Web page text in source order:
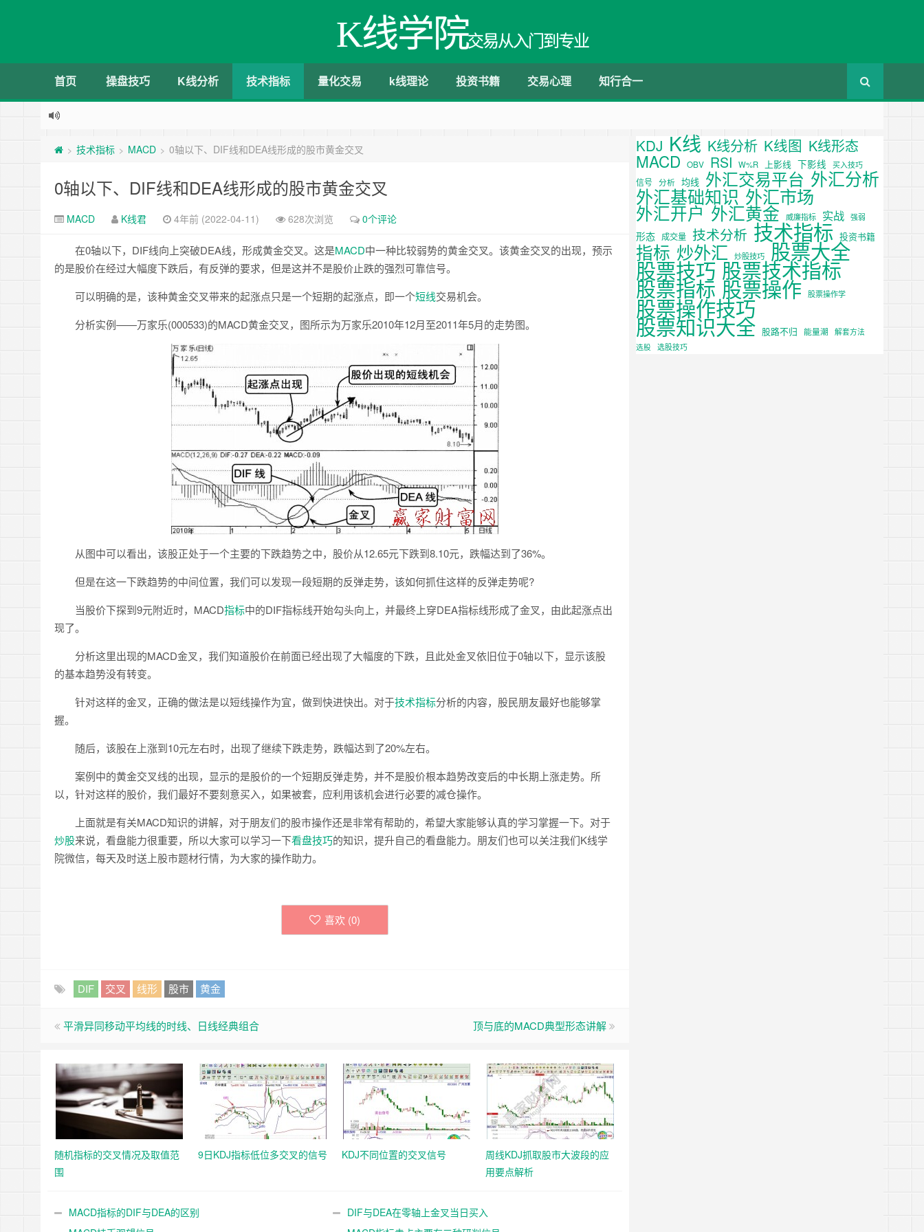
K线学院交易从入门到专业
首页 操盘技巧 K线分析 技术指标 量化交易 k线理论 投资书籍 交易心理 知行合一
> 技术指标 > MACD > 0轴以下、DIF线和DEA线形成的股市黄金交叉
0轴以下、DIF线和DEA线形成的股市黄金交叉
MACD K线君 4年前 (2022-04-11) 628次浏览 0个评论
在0轴以下，DIF线向上突破DEA线，形成黄金交叉。这是MACD中一种比较弱势的黄金交叉。该黄金交叉的出现，预示
的是股价在经过大幅度下跌后，有反弹的要求，但是这并不是股价止跌的强烈可靠信号。
可以明确的是，该种黄金交叉带来的起涨点只是一个短期的起涨点，即一个短线交易机会。
分析实例——万家乐(000533)的MACD黄金交叉，图所示为万家乐2010年12月至2011年5月的走势图。
从图中可以看出，该股正处于一个主要的下跌趋势之中，股价从12.65元下跌到8.10元，跌幅达到了36%。
但是在这一下跌趋势的中间位置，我们可以发现一段短期的反弹走势，该如何抓住这样的反弹走势呢?
当股价下探到9元附近时，MACD指标中的DIF指标线开始勾头向上，并最终上穿DEA指标线形成了金叉，由此起涨点出
现了。
分析这里出现的MACD金叉，我们知道股价在前面已经出现了大幅度的下跌，且此处金叉依旧位于0轴以下，显示该股
的基本趋势没有转变。
针对这样的金叉，正确的做法是以短线操作为宜，做到快进快出。对于技术指标分析的内容，股民朋友最好也能够掌
握。
随后，该股在上涨到10元左右时，出现了继续下跌走势，跌幅达到了20%左右。
案例中的黄金交叉线的出现，显示的是股价的一个短期反弹走势，并不是股价根本趋势改变后的中长期上涨走势。所
以，针对这样的股价，我们最好不要刻意买入，如果被套，应利用该机会进行必要的减仓操作。
上面就是有关MACD知识的讲解，对于朋友们的股市操作还是非常有帮助的，希望大家能够认真的学习掌握一下。对于
炒股来说，看盘能力很重要，所以大家可以学习一下看盘技巧的知识，提升自己的看盘能力。朋友们也可以关注我们K线学
院微信，每天及时送上股市题材行情，为大家的操作助力。
喜欢 (0)
DIF 交叉 线形 股市 黄金
平滑异同移动平均线的时线、日线经典组合 顶与底的MACD典型形态讲解
随机指标的交叉情况及取值范
围
9日KDJ指标低位多交叉的信号 KDJ不同位置的交叉信号
周线KDJ抓取股市大波段的应
用要点解析
MACD指标的DIF与DEA的区别
DIF与DEA在零轴上金叉当日买入
KDJ K线 K线分析 K线图 K线形态
MACD OBV RSI W%R 上影线 下影线 买入技巧
信号 分析 均线 外汇交易平台 外汇分析
外汇基础知识 外汇市场
外汇开户 外汇黄金 威廉指标 实战 强弱
形态 成交量 技术分析 技术指标 投资书籍
指标 炒外汇 炒股技巧 股票大全
股票技巧 股票技术指标
股票指标 股票操作 股票操作学
股票操作技巧
股票知识大全 股路不归 能量潮
解套方法
选股
选股技巧